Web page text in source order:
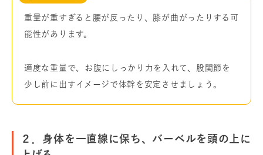
重量が重すぎると腰が反ったり、膝が曲がったりする可
能性があります。
適度な重量で、お腹にしっかり力を入れて、股関節を
少し前に出すイメージで体幹を安定させましょう。
２．身体を一直線に保ち、バーベルを頭の上に